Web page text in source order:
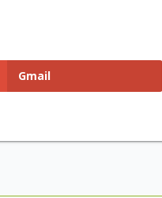
Gmail